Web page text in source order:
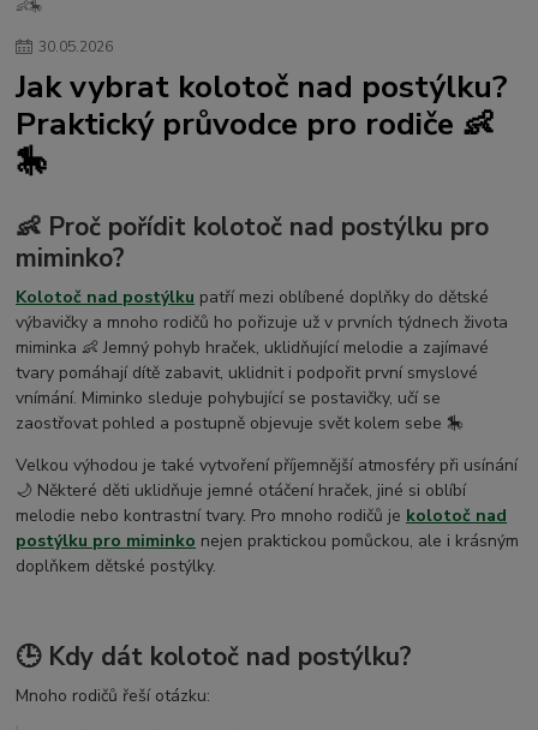
Dárkové poukazy pro miminko 👶
Kojenecké soupravičky do porodnice pro miminko
matrace do kočárku
Zavinovací pásy a šátky pro těhotné i po porodu
dětský nábytek
mantinel do dětské postýlky
peřinky do postýlky
prostěradla do postýlky
Dětská prostěradla do postýlky a kolébky 60×120
70×140 a 90×40 cm – česká výroba
Dětské postýlky a kolébky
Skládací cestovní matrace 120×60 do cestovní postýlky – pohodlí pro miminko
na cesty
Nepromokavá froté prostěradla do dětské postýlky 60×120 a 70×140 cm
Dětské osušky s kapucí
Dětské žínky
Dětské vaničky
koupání miminka
zimní fusak do kočárku
Kožešina na kočárek – kožešinové lemy na boudičku kočárku
Dětský rukávník na hrazdičku kočárku – teplo pro ruce dítěte 🇨🇿
Doplňky a příslušenství ke kočárkům 👶🛒
Rukávník na kočárek – zimní rukávníky Dětský svět 🇨🇿
Kojenecké a dětské oblečení
bundičky
Zavinovačky do autosedačky
čepičky
dárkové poukazy pro miminko
dětské a dámské župany
dětské osušky s kapucí
👶🎠
30.05.2026
Jak vybrat kolotoč nad postýlku?
Praktický průvodce pro rodiče 👶
🎠
👶 Proč pořídit kolotoč nad postýlku pro
miminko?
Kolotoč nad postýlku patří mezi oblíbené doplňky do dětské
výbavičky a mnoho rodičů ho pořizuje už v prvních týdnech života
miminka 👶 Jemný pohyb hraček, uklidňující melodie a zajímavé
tvary pomáhají dítě zabavit, uklidnit i podpořit první smyslové
vnímání. Miminko sleduje pohybující se postavičky, učí se
zaostřovat pohled a postupně objevuje svět kolem sebe 🎠
Velkou výhodou je také vytvoření příjemnější atmosféry při usínání
🌙 Některé děti uklidňuje jemné otáčení hraček, jiné si oblíbí
melodie nebo kontrastní tvary. Pro mnoho rodičů je kolotoč nad
postýlku pro miminko nejen praktickou pomůckou, ale i krásným
doplňkem dětské postýlky.
🕒 Kdy dát kolotoč nad postýlku?
Mnoho rodičů řeší otázku: